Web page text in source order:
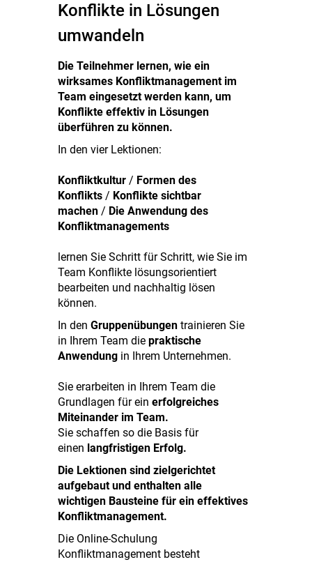
Konflikte in Lösungen
umwandeln
Die Teilnehmer lernen, wie ein
wirksames Konfliktmanagement im
Team eingesetzt werden kann, um
Konflikte effektiv in Lösungen
überführen zu können.
In den vier Lektionen:
Konfliktkultur / Formen des
Konflikts / Konflikte sichtbar
machen / Die Anwendung des
Konfliktmanagements
lernen Sie Schritt für Schritt, wie Sie im
Team Konflikte lösungsorientiert
bearbeiten und nachhaltig lösen
können.
In den Gruppenübungen trainieren Sie
in Ihrem Team die praktische
Anwendung in Ihrem Unternehmen.
Sie erarbeiten in Ihrem Team die
Grundlagen für ein erfolgreiches
Miteinander im Team.
Sie schaffen so die Basis für
einen langfristigen Erfolg.
Die Lektionen sind zielgerichtet
aufgebaut und enthalten alle
wichtigen Bausteine für ein effektives
Konfliktmanagement.
Die Online-Schulung
Konfliktmanagement besteht